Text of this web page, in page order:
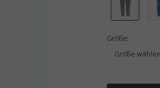
Größe:
Größe wählen